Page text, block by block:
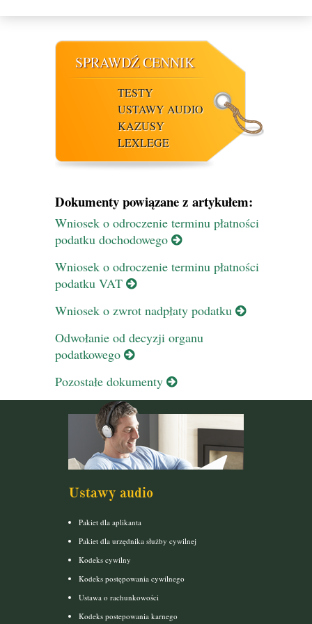
SPRAWDŹ CENNIK
TESTY
USTAWY AUDIO
KAZUSY
LEXLEGE
Dokumenty powiązane z artykułem:
Wniosek o odroczenie terminu płatności
podatku dochodowego
Wniosek o odroczenie terminu płatności
podatku VAT
Wniosek o zwrot nadpłaty podatku
Odwołanie od decyzji organu
podatkowego
Pozostałe dokumenty
Ustawy audio
Pakiet dla aplikanta
Pakiet dla urzędnika służby cywilnej
Kodeks cywilny
Kodeks postępowania cywilnego
Ustawa o rachunkowości
Kodeks postepowania karnego